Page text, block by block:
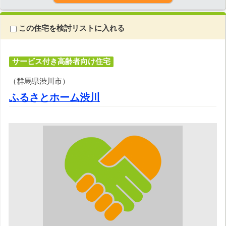
この住宅を検討リストに入れる
サービス付き高齢者向け住宅
（群馬県渋川市）
ふるさとホーム渋川